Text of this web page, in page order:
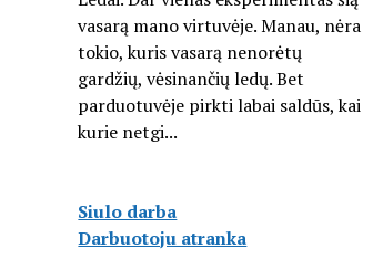
vasarą mano virtuvėje. Manau, nėra
tokio, kuris vasarą nenorėtų
gardžių, vėsinančių ledų. Bet
parduotuvėje pirkti labai saldūs, kai
kurie netgi...
Siulo darba
Darbuotoju atranka